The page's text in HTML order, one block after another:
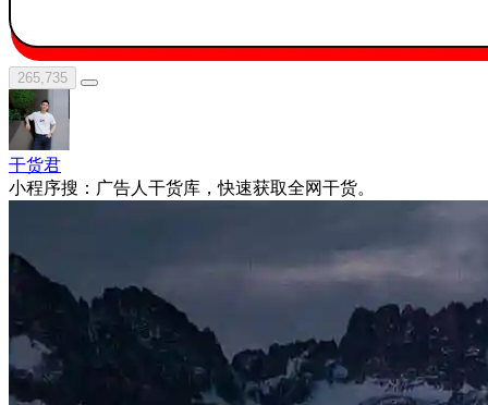
265,735
干货君
小程序搜：广告人干货库，快速获取全网干货。